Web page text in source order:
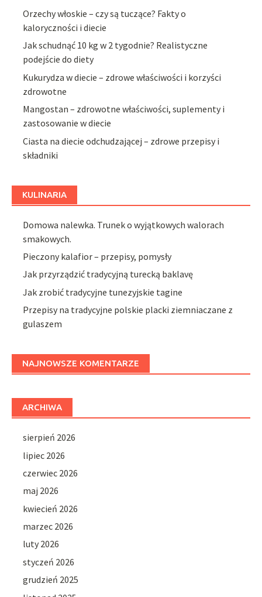
Orzechy włoskie – czy są tuczące? Fakty o
kaloryczności i diecie
Jak schudnąć 10 kg w 2 tygodnie? Realistyczne
podejście do diety
Kukurydza w diecie – zdrowe właściwości i korzyści
zdrowotne
Mangostan – zdrowotne właściwości, suplementy i
zastosowanie w diecie
Ciasta na diecie odchudzającej – zdrowe przepisy i
składniki
KULINARIA
Domowa nalewka. Trunek o wyjątkowych walorach
smakowych.
Pieczony kalafior – przepisy, pomysły
Jak przyrządzić tradycyjną turecką baklavę
Jak zrobić tradycyjne tunezyjskie tagine
Przepisy na tradycyjne polskie placki ziemniaczane z
gulaszem
NAJNOWSZE KOMENTARZE
ARCHIWA
sierpień 2026
lipiec 2026
czerwiec 2026
maj 2026
kwiecień 2026
marzec 2026
luty 2026
styczeń 2026
grudzień 2025